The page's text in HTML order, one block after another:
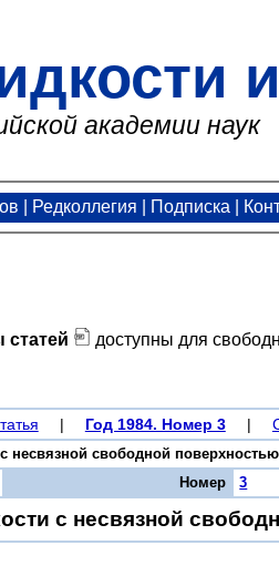
академии наук
Редколлегия Подписка
статей
доступны для
| Год 1984. Номер 3 |
несвязной свободной
Номер 3
с несвязной